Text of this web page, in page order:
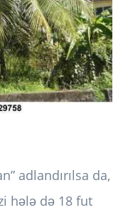
adlandırılsa da,
hələ də 18 fut